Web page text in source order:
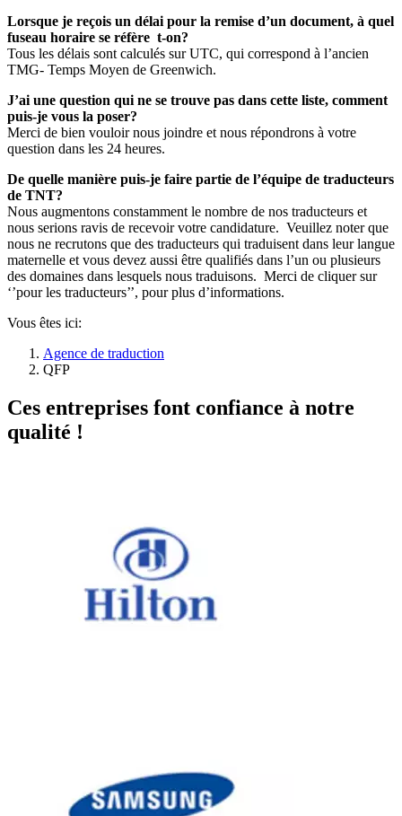
Lorsque je reçois un délai pour la remise d’un document, à quel
fuseau horaire se réfère t-on?
Tous les délais sont calculés sur UTC, qui correspond à l’ancien
TMG- Temps Moyen de Greenwich.
J’ai une question qui ne se trouve pas dans cette liste, comment
puis-je vous la poser?
Merci de bien vouloir nous joindre et nous répondrons à votre
question dans les 24 heures.
De quelle manière puis-je faire partie de l’équipe de traducteurs
de TNT?
Nous augmentons constamment le nombre de nos traducteurs et
nous serions ravis de recevoir votre candidature. Veuillez noter que
nous ne recrutons que des traducteurs qui traduisent dans leur langue
maternelle et vous devez aussi être qualifiés dans l’un ou plusieurs
des domaines dans lesquels nous traduisons. Merci de cliquer sur
‘’pour les traducteurs’’, pour plus d’informations.
Vous êtes ici:
Agence de traduction
QFP
Ces entreprises font confiance à notre
qualité !